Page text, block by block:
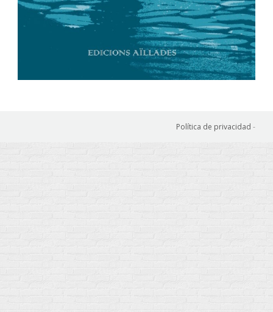
Política de privacidad -